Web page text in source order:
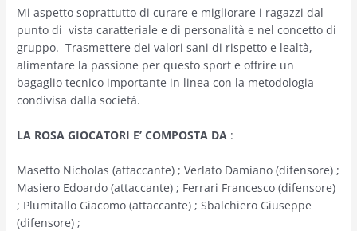
Mi aspetto soprattutto di curare e migliorare i ragazzi dal
punto di vista caratteriale e di personalità e nel concetto di
gruppo. Trasmettere dei valori sani di rispetto e lealtà,
alimentare la passione per questo sport e offrire un
bagaglio tecnico importante in linea con la metodologia
condivisa dalla società.
LA ROSA GIOCATORI E’ COMPOSTA DA :
Masetto Nicholas (attaccante) ; Verlato Damiano (difensore) ;
Masiero Edoardo (attaccante) ; Ferrari Francesco (difensore)
; Plumitallo Giacomo (attaccante) ; Sbalchiero Giuseppe
(difensore) ;